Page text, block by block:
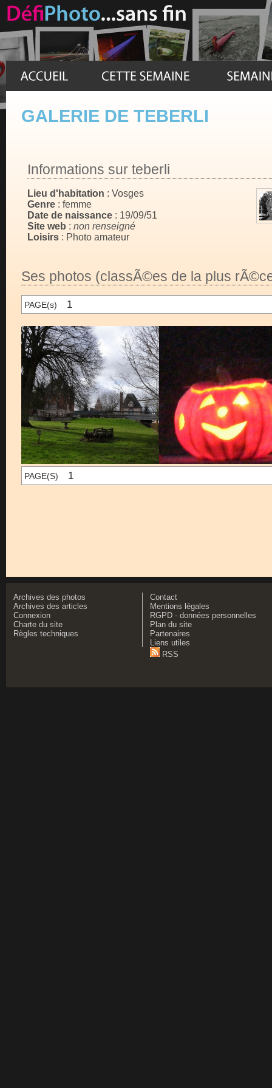
GALERIE DE TEBERLI
Informations sur teberli
Lieu d'habitation : Vosges
Genre : femme
Date de naissance : 19/09/51
Site web : non renseigné
Loisirs : Photo amateur
Ses photos (classÃ©es de la plus
PAGE(s) 1
PAGE(S) 1
Archives des photos
Archives des articles
Connexion
Charte du site
Règles techniques
Contact
Mentions légales
RGPD - données personnelles
Plan du site
Partenaires
Liens utiles
RSS